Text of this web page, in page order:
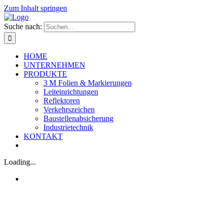
Zum Inhalt springen
Suche nach:
HOME
UNTERNEHMEN
PRODUKTE
3 M Folien & Markierungen
Leiteinrichtungen
Reflektoren
Verkehrszeichen
Baustellenabsicherung
Industrietechnik
KONTAKT
Loading...